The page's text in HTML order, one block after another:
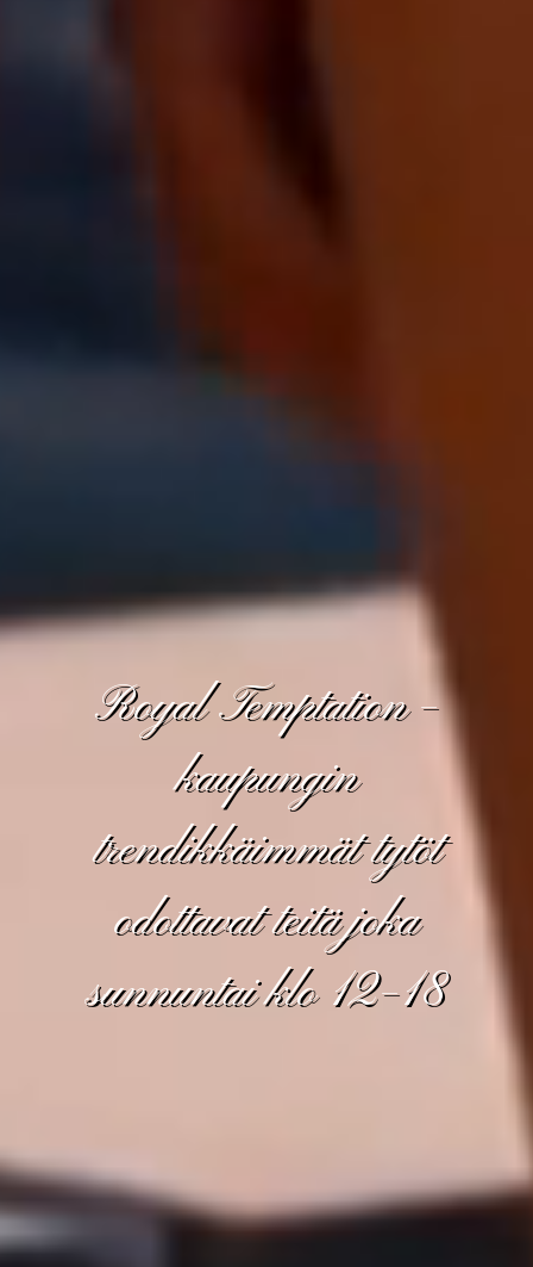
Royal Temptation –
kaupungin
trendikkäimmät tytöt
odottavat teitä joka
sunnuntai klo 12–18